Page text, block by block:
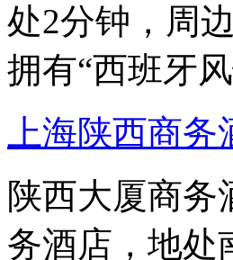
处2分钟，周
拥有“西班牙
上海陕西商
陕西大厦商务
务酒店，地处